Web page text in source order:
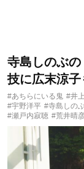
寺島しのぶ
技に広末涼子
#あちらにいる鬼 #井
#宇野洋平 #寺島しの
#瀬戸内寂聴 #荒井晴彦